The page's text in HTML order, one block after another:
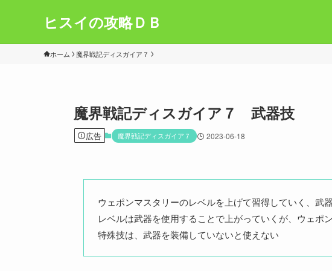
ヒスイの攻略ＤＢ
ホーム 魔界戦記ディスガイア７
魔界戦記ディスガイア７ 武器技
広告 魔界戦記ディスガイア７ 2023-06-18
ウェポンマスタリーのレベルを上げて習得していく、武
レベルは武器を使用することで上がっていくが、ウェポ
特殊技は、武器を装備していないと使えない